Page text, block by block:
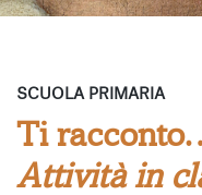
SCUOLA PRIMARIA
Ti
Attività in